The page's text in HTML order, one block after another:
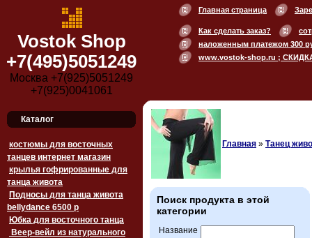
Vostok Shop
+7(495)5051249
Москва +7(925)5051249
+7(925)0041061
Главная страница
Как сделать заказ?
наложенным платежом 300
www.vostok-shop.ru ;
Каталог
костюмы для восточных
танцев интернет магазин
крылья гофрированные для
танца живота
Подносы для танца живота
bellydance 6500 p
Юбка для восточного танца
Веер-вейл из натурального
Главная » Танец
Поиск продукта в этой
категории
Название